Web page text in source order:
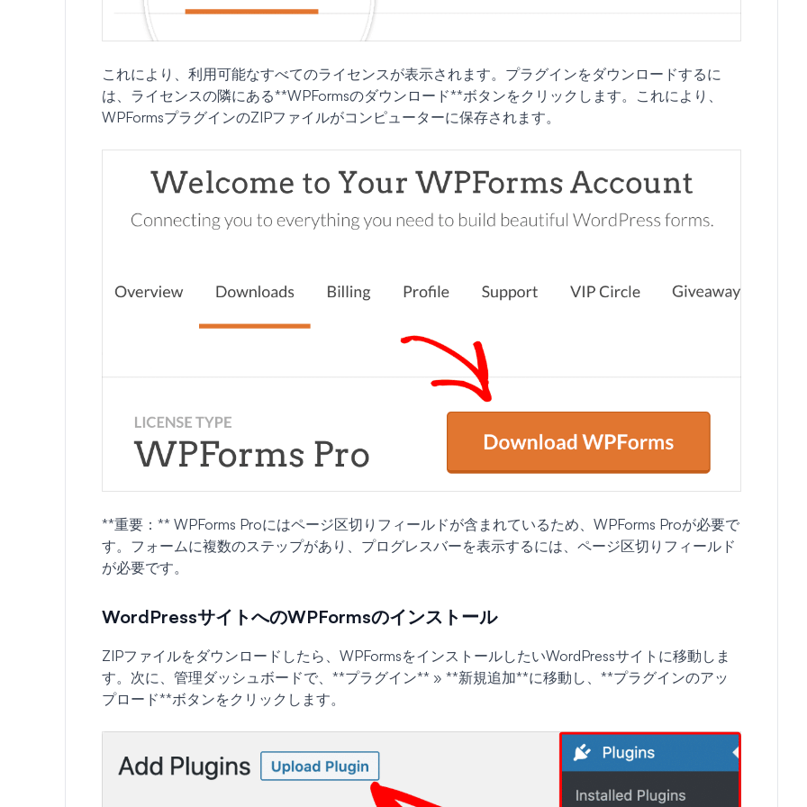
これにより、利用可能なすべてのライセンスが表示されます。プラグインをダウンロードするに
は、ライセンスの隣にある**WPFormsのダウンロード**ボタンをクリックします。これにより、
WPFormsプラグインのZIPファイルがコンピューターに保存されます。
**重要：** WPForms Proにはページ区切りフィールドが含まれているため、WPForms Proが必要で
す。フォームに複数のステップがあり、プログレスバーを表示するには、ページ区切りフィールド
が必要です。
WordPressサイトへのWPFormsのインストール
ZIPファイルをダウンロードしたら、WPFormsをインストールしたいWordPressサイトに移動しま
す。次に、管理ダッシュボードで、**プラグイン** » **新規追加**に移動し、**プラグインのアッ
プロード**ボタンをクリックします。